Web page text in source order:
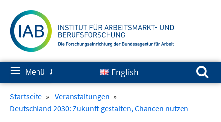
zum
Inhalt
≡ Menü ✘ English
Suchen nach:
Startseite » Veranstaltungen »
Deutschland 2030: Zukunft gestalten, Chancen nutzen